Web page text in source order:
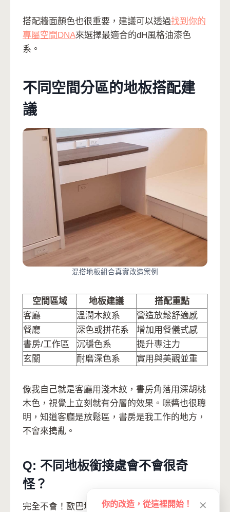
搭配牆面顏色也很重要，建議可以透過找到你的
專屬空間DNA來選擇最適合的dH風格油漆色
系。
不同空間分區的地板搭配建
議
混搭地板組合真實改造案例
空間區域 地板建議
搭配重點
客廳
溫潤木紋系
營造放鬆舒適感
餐廳
深色或拼花系
增加用餐儀式感
書房/工作區
沉穩色系
提升專注力
玄關
耐磨深色系 實用與美觀並重
像我自己就是客廳用淺木紋，書房角落用深胡桃
木色，視覺上立刻就有分層的效果。咪醬也很聰
明，知道客廳是放鬆區，書房是我工作的地方，
不會來搗亂。
Q: 不同地板銜接處會不會很奇
怪？
完全不會！歐巴地板免膠免釘的設計，銜接處可
你的改造，從這裡開始！ ✕